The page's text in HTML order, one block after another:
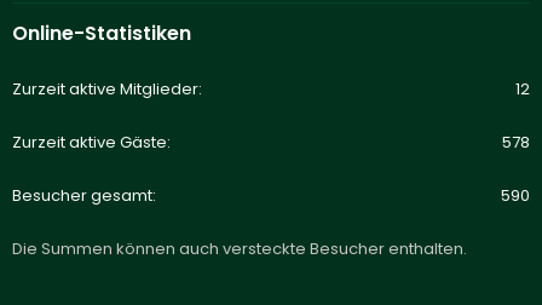
Online-Statistiken
Zurzeit aktive Mitglieder 12
Zurzeit aktive Gäste 578
Besucher gesamt 590
Die Summen können auch versteckte Besucher enthalten.